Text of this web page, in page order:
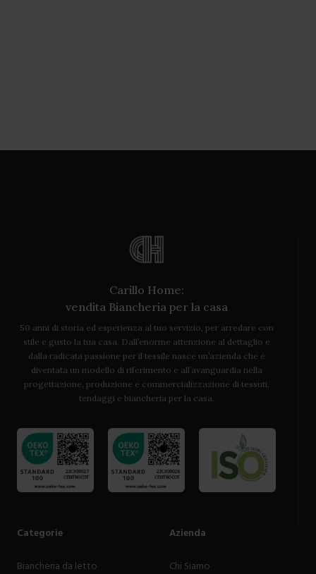
Carillo Home:
vendita Biancheria per la casa
50 anni di storia ed esperienza al tuo servizio, per arredare con
stile e gusto la tua casa. Dall’enorme attenzione al dettaglio e
dalla radicata passione per il tessile nasce un’azienda che è
diventata un modello di riferimento e all’avanguardia nella
progettazione, produzione e commercializzazione di tessuti,
tendaggi e biancheria per la casa.
Categorie
Biancheria da letto
Azienda
Chi Siamo